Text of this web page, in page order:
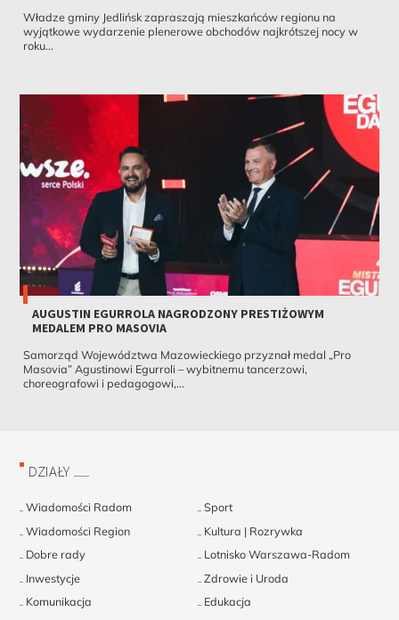
Władze gminy Jedlińsk zapraszają mieszkańców regionu na
wyjątkowe wydarzenie plenerowe obchodów najkrótszej nocy w
roku...
AUGUSTIN EGURROLA NAGRODZONY PRESTIŻOWYM
MEDALEM PRO MASOVIA
Samorząd Województwa Mazowieckiego przyznał medal „Pro
Masovia” Agustinowi Egurroli – wybitnemu tancerzowi,
choreografowi i pedagogowi,...
DZIAŁY
Wiadomości Radom
Sport
Wiadomości Region
Kultura | Rozrywka
Dobre rady
Lotnisko Warszawa-Radom
Inwestycje
Zdrowie i Uroda
Komunikacja
Edukacja